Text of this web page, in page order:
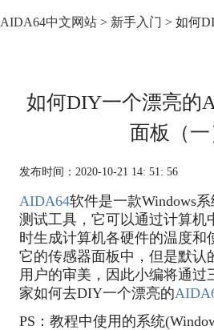
AIDA64中文网站 > 新手入门 > 如何
如何DIY一个漂亮的
面板（一
发布时间：2020-10-21 14: 51: 56
AIDA64软件是一款Windows
测试工具，它可以通过计算机
时生成计算机各硬件的温度和
它的传感器面板中，但是默认
用户的审美，因此小编将通过
家如何去DIY一个漂亮的
PS：教程中使用的系统